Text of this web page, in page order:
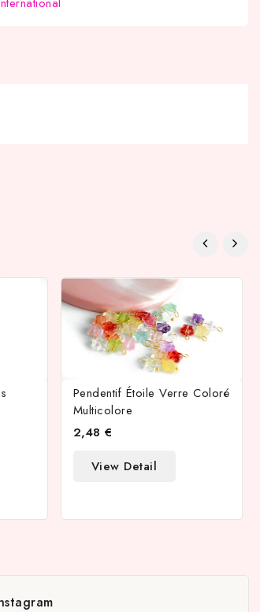
Pendentif Étoile Verre Coloré
Multicolore
2,48 €
View Detail